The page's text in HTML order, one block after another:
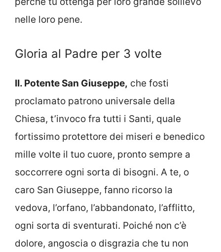
nelle loro pene.
Gloria al Padre per 3 volte
II. Potente San Giuseppe, che fosti
proclamato patrono universale della
Chiesa, t’invoco fra tutti i Santi, quale
fortissimo protettore dei miseri e benedico
mille volte il tuo cuore, pronto sempre a
soccorrere ogni sorta di bisogni. A te, o
caro San Giuseppe, fanno ricorso la
vedova, l’orfano, l’abbandonato, l’afflitto,
ogni sorta di sventurati. Poiché non c’è
dolore, angoscia o disgrazia che tu non